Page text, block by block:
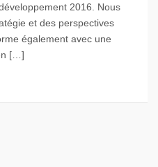
2016. Nous
et des perspectives
également avec une
[…]